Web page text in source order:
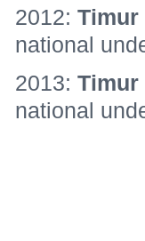
2012:Timur
national
2013:Timur
national